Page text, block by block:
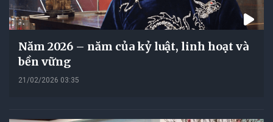
Năm 2026 – năm của kỷ luật, linh hoạt và
bền vững
21/02/2026 03:35